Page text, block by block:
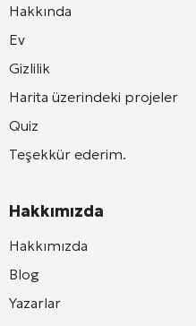
Hakkında
Ev
Gizlilik
Harita üzerindeki projeler
Quiz
Teşekkür ederim.
Hakkımızda
Hakkımızda
Blog
Yazarlar